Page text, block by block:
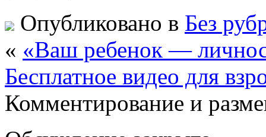
Опубликовано в Без
« «Ваш ребенок —
Бесплатное видео для
Комментирование и